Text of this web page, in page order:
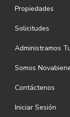
Propiedades
Solicitudes
Administramos
Somos
Contáctenos
Iniciar Sesión